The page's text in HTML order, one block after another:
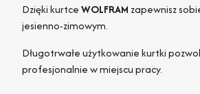
Dzięki kurtceWOLFRAM zapewnisz
jesienno-zimowym.
Długotrwałe użytkowanie kurtki
profesjonalnie w miejscu pracy.